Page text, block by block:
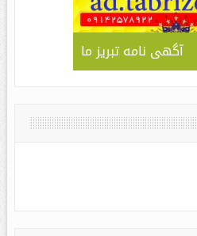
آگهی نامه تبریز ما